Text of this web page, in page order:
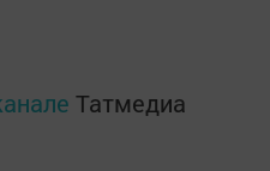
Татмедиа